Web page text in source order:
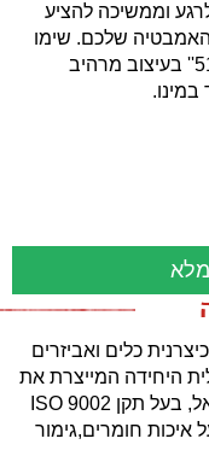
וממשיכה להציע
האמבטיה שלכם. שימו
לב לכיור זה - כיור רחצה מדגם ''פלזמה 51'' בעיצוב מרהיב
כלים ואביזרים
היחידה המייצרת את
מוצריה בארץ, במפעל יחיד מסוגו בישראל, בעל תקן 9002 ISO
איכות חומרים,גימור